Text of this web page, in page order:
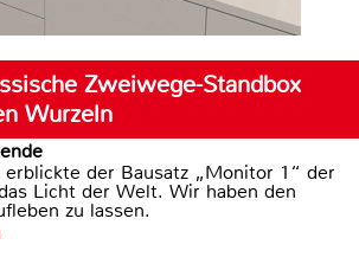
Zweiwege-Standbox
Wurzeln
erblickte der Bausatz „Monitor 1“ der
Licht der Welt. Wir haben den
zu lassen.